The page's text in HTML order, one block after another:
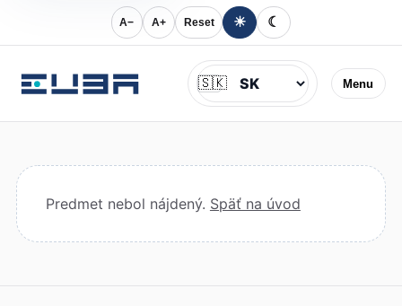
A− A+ Reset ☀ ☾
Menu
Jazyk
🇸🇰
Predmet nebol nájdený. Späť na úvod